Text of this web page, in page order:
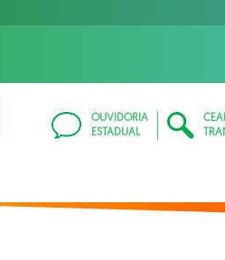
OUVIDORIA
ESTADUAL